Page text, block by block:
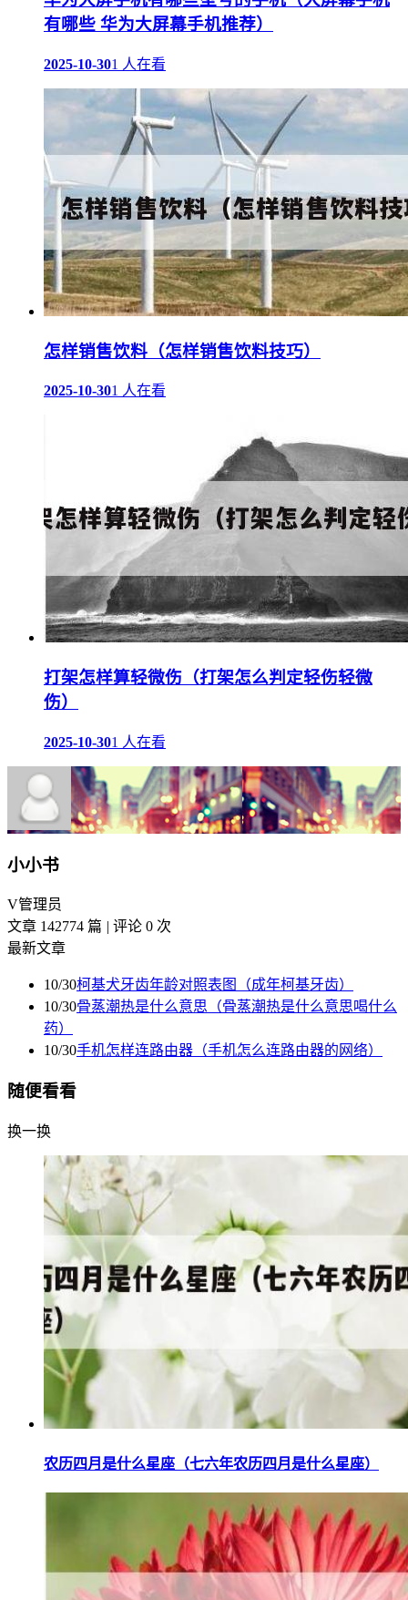
有哪些 华为大屏幕手机推荐）
2025-10-301 人在看
怎样销售饮料（怎样销售饮料技巧）
2025-10-301 人在看
打架怎样算轻微伤（打架怎么判定轻伤轻微
伤）
2025-10-301 人在看
小小书
V管理员
文章 142774 篇 | 评论 0 次
最新文章
10/30柯基犬牙齿年龄对照表图（成年柯基牙齿）
10/30骨蒸潮热是什么意思（骨蒸潮热是什么意思喝什么
药）
10/30手机怎样连路由器（手机怎么连路由器的网络）
随便看看
换一换
农历四月是什么星座（七六年农历四月是什么星座）